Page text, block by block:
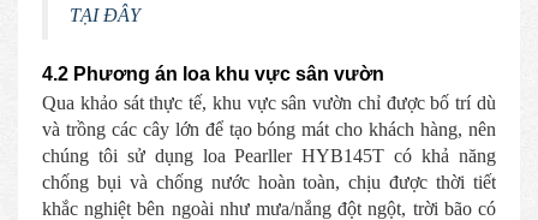
TẠI ĐÂY
4.2 Phương án loa khu vực sân vườn
Qua khảo sát thực tế, khu vực sân vườn chỉ được bố trí dù
và trồng các cây lớn để tạo bóng mát cho khách hàng, nên
chúng tôi sử dụng loa Pearller HYB145T có khả năng
chống bụi và chống nước hoàn toàn, chịu được thời tiết
khắc nghiệt bên ngoài như mưa/nắng đột ngột, trời bão có